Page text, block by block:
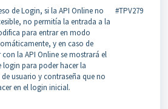
de Login, si la API Online no
no permitía la entrada a la
para entrar en modo
y en caso de
la API Online se mostrará el
para poder hacer la
usuario y contraseña que no
en el login inicial.
#TPV279